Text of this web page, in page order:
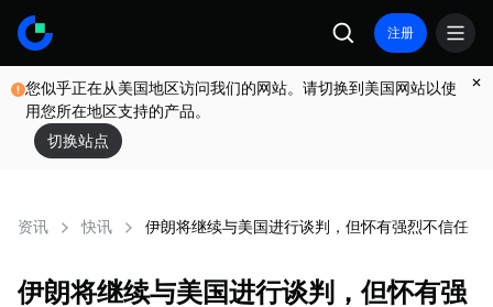
注册
您似乎正在从美国地区访问我们的网站。请切换到美国网站以使
用您所在地区支持的产品。
切换站点
资讯 快讯 伊朗将继续与美国进行谈判，但怀有强烈不信任，
伊朗将继续与美国进行谈判，但怀有强